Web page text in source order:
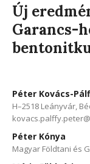
Új
Garancs-
Péter Kovács-
H–2518 Leányvár,
Péter Kónya
Magyar Földtani és